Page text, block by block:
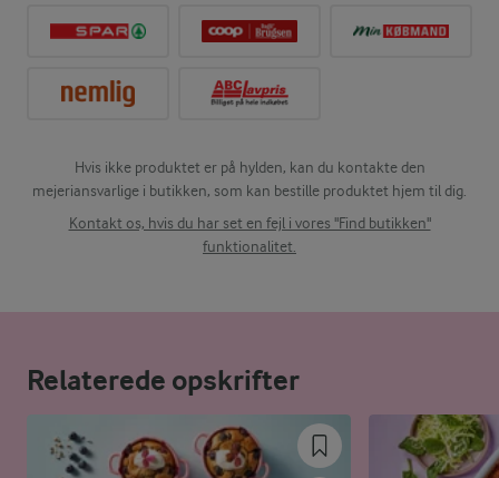
Hvis ikke produktet er på hylden, kan du kontakte den
mejeriansvarlige i butikken, som kan bestille produktet hjem til dig.
Kontakt os, hvis du har set en fejl i vores "Find butikken"
funktionalitet.
Relaterede opskrifter